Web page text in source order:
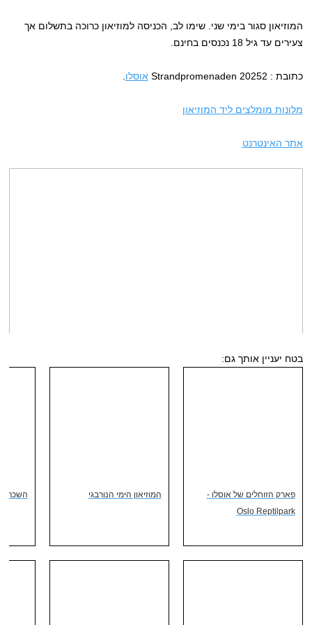
המוזיאון סגור בימי שני. שימו לב, הכניסה למוזיאון כרוכה בתשלום אך
צעירים עד גיל 18 נכנסים בחינם.
כתובת : Strandpromenaden 20252 אוסלו.
מלונות מומלצים ליד המוזיאון
אתר האינטרנט
בטח יעניין אותך גם:
פארק הזוחלים של אוסלו -
Oslo Reptilpark
המוזיאון הימי הנורבגי השכרת